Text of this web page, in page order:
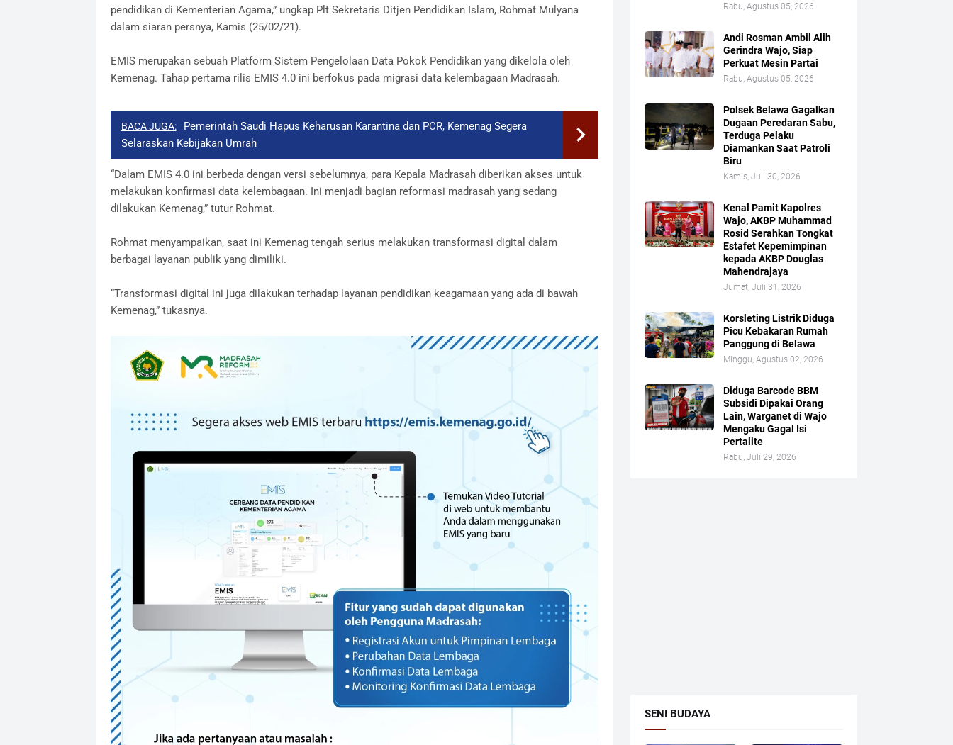
pendidikan di Kementerian Agama,” ungkap Plt Sekretaris Ditjen Pendidikan Islam, Rohmat Mulyana
dalam siaran persnya, Kamis (25/02/21).
EMIS merupakan sebuah Platform Sistem Pengelolaan Data Pokok Pendidikan yang dikelola oleh
Kemenag. Tahap pertama rilis EMIS 4.0 ini berfokus pada migrasi data kelembagaan Madrasah.
BACA JUGA:
Pemerintah Saudi Hapus Keharusan Karantina dan PCR, Kemenag Segera
Selaraskan Kebijakan Umrah
“Dalam EMIS 4.0 ini berbeda dengan versi sebelumnya, para Kepala Madrasah diberikan akses untuk
melakukan konfirmasi data kelembagaan. Ini menjadi bagian reformasi madrasah yang sedang
dilakukan Kemenag,” tutur Rohmat.
Rohmat menyampaikan, saat ini Kemenag tengah serius melakukan transformasi digital dalam
berbagai layanan publik yang dimiliki.
“Transformasi digital ini juga dilakukan terhadap layanan pendidikan keagamaan yang ada di bawah
Kemenag,” tukasnya.
Rabu, Agustus 05, 2026
Andi Rosman Ambil Alih
Gerindra Wajo, Siap
Perkuat Mesin Partai
Rabu, Agustus 05, 2026
Polsek Belawa Gagalkan
Dugaan Peredaran Sabu,
Terduga Pelaku
Diamankan Saat Patroli
Biru
Kamis, Juli 30, 2026
Kenal Pamit Kapolres
Wajo, AKBP Muhammad
Rosid Serahkan Tongkat
Estafet Kepemimpinan
kepada AKBP Douglas
Mahendrajaya
Jumat, Juli 31, 2026
Korsleting Listrik Diduga
Picu Kebakaran Rumah
Panggung di Belawa
Minggu, Agustus 02, 2026
Diduga Barcode BBM
Subsidi Dipakai Orang
Lain, Warganet di Wajo
Mengaku Gagal Isi
Pertalite
Rabu, Juli 29, 2026
SENI BUDAYA